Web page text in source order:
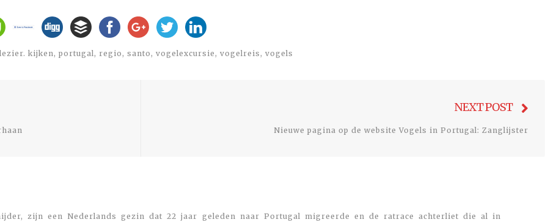
kijken, portugal, regio , santo , vogelexcursie , vogelreis , vogels
NEXT POST
Nieuwe pagina op de website Vogels in Portugal: Zanglijster
zijn een Nederlands gezin dat 22 jaar geleden naar Portugal migreerde en de ratrace achterliet die al in